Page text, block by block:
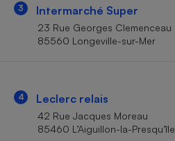
3 Intermarché Super
23 Rue Georges Clemenceau
85560 Longeville-sur-Mer
4 Leclerc relais
42 Rue Jacques Moreau
85460 L’Aiguillon-la-Presqu’île